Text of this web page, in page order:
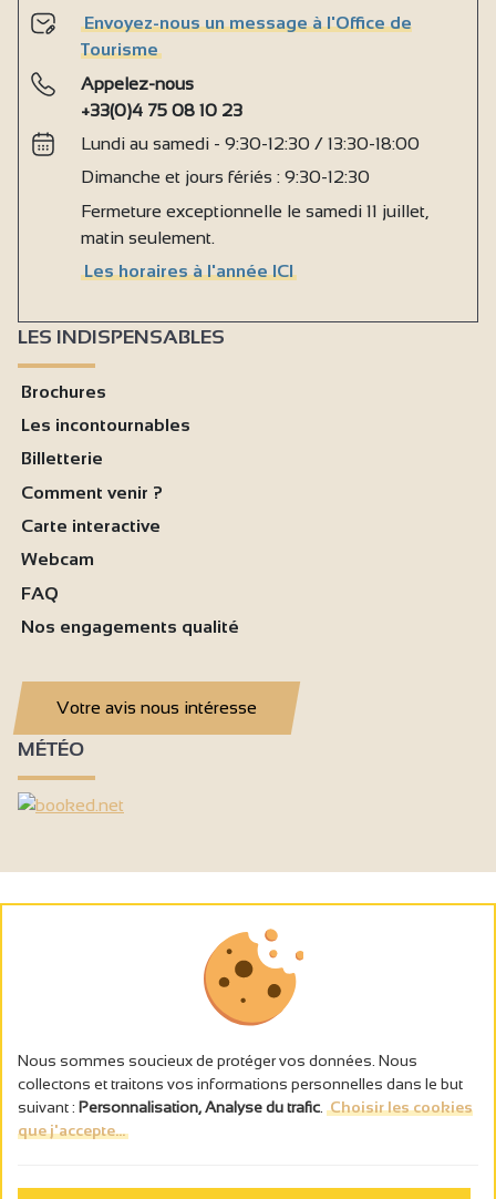
Envoyez-nous un message à l'Office de
Tourisme
Appelez-nous
+33(0)4 75 08 10 23
Lundi au samedi - 9:30-12:30 / 13:30-18:00
Dimanche et jours fériés : 9:30-12:30
Fermeture exceptionnelle le samedi 11 juillet,
matin seulement.
Les horaires à l'année ICI
LES INDISPENSABLES
Brochures
Les incontournables
Billetterie
Comment venir ?
Carte interactive
Webcam
FAQ
Nos engagements qualité
Votre avis nous intéresse
MÉTÉO
L’abus d’alcool est dangereux pour la santé, à consommer avec
Nous sommes soucieux de protéger vos données. Nous
collectons et traitons vos informations personnelles dans le but
suivant : Personnalisation, Analyse du trafic Choisir les cookies
que j'accepte...